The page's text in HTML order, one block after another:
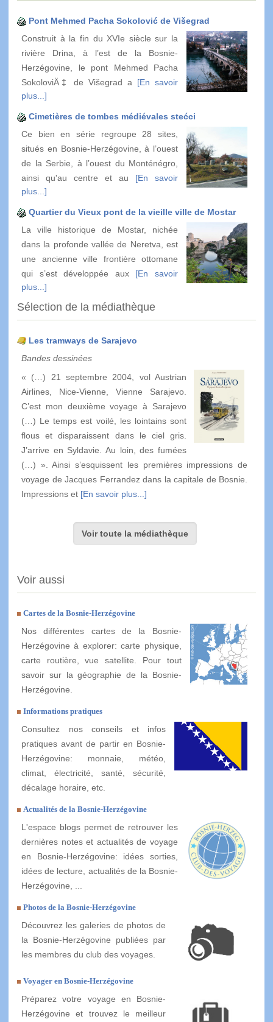
Pont Mehmed Pacha Sokolović de Višegrad
Construit à la fin du XVIe siècle sur la
rivière Drina, à l’est de la Bosnie-
Herzégovine, le pont Mehmed Pacha
SokoloviÄ‡ de Višegrad a [En savoir
plus...]
Cimetières de tombes médiévales stećci
Ce bien en série regroupe 28 sites,
situés en Bosnie-Herzégovine, à l’ouest
de la Serbie, à l’ouest du Monténégro,
ainsi qu'au centre et au [En savoir
plus...]
Quartier du Vieux pont de la vieille ville de Mostar
La ville historique de Mostar, nichée
dans la profonde vallée de Neretva, est
une ancienne ville frontière ottomane
qui s’est développée aux [En savoir
plus...]
Sélection de la médiathèque
Les tramways de Sarajevo
Bandes dessinées
« (…) 21 septembre 2004, vol Austrian
Airlines, Nice-Vienne, Vienne Sarajevo.
C’est mon deuxième voyage à Sarajevo
(…) Le temps est voilé, les lointains sont
flous et disparaissent dans le ciel gris.
J’arrive en Syldavie. Au loin, des fumées
(…) ». Ainsi s’esquissent les premières impressions de
voyage de Jacques Ferrandez dans la capitale de Bosnie.
Impressions et [En savoir plus...]
Voir toute la médiathèque
Voir aussi
Cartes de la Bosnie-Herzégovine
Nos différentes cartes de la Bosnie-
Herzégovine à explorer: carte physique,
carte routière, vue satellite. Pour tout
savoir sur la géographie de la Bosnie-
Herzégovine.
Informations pratiques
Consultez nos conseils et infos
pratiques avant de partir en Bosnie-
Herzégovine: monnaie, météo,
climat, électricité, santé, sécurité,
décalage horaire, etc.
Actualités de la Bosnie-Herzégovine
L'espace blogs permet de retrouver les
dernières notes et actualités de voyage
en Bosnie-Herzégovine: idées sorties,
idées de lecture, actualités de la Bosnie-
Herzégovine, ...
Photos de la Bosnie-Herzégovine
Découvrez les galeries de photos de
la Bosnie-Herzégovine publiées par
les membres du club des voyages.
Voyager en Bosnie-Herzégovine
Préparez votre voyage en Bosnie-
Herzégovine et trouvez le meilleur